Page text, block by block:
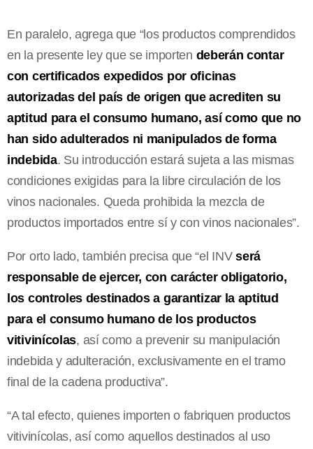
En paralelo, agrega que “los productos comprendidos
en la presente ley que se importen deberán contar
con certificados expedidos por oficinas
autorizadas del país de origen que acrediten su
aptitud para el consumo humano, así como que no
han sido adulterados ni manipulados de forma
indebida. Su introducción estará sujeta a las mismas
condiciones exigidas para la libre circulación de los
vinos nacionales. Queda prohibida la mezcla de
productos importados entre sí y con vinos nacionales”.
Por orto lado, también precisa que “el INVserá
responsable de ejercer, con carácter obligatorio,
los controles destinados a garantizar la aptitud
para el consumo humano de los productos
vitivinícolas, así como a prevenir su manipulación
indebida y adulteración, exclusivamente en el tramo
final de la cadena productiva”.
“A tal efecto, quienes importen o fabriquen productos
vitivinícolas, así como aquellos destinados al uso